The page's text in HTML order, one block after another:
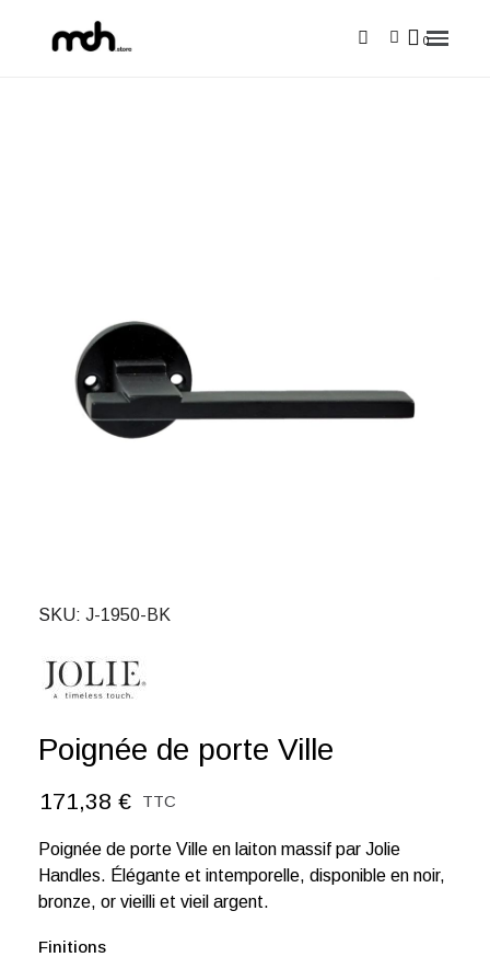
SKU J-1950-BK
Poignée de porte Ville
171,38 € TTC
Poignée de porte Ville en laiton massif par Jolie
Handles. Élégante et intemporelle, disponible en noir,
bronze, or vieilli et vieil argent.
Finitions